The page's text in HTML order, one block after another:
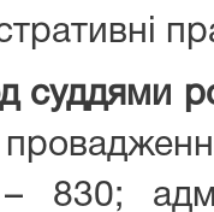
суддями
830;